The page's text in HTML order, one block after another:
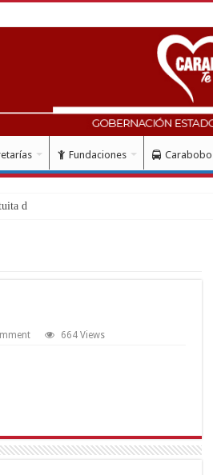
Fundaciones
664 Views